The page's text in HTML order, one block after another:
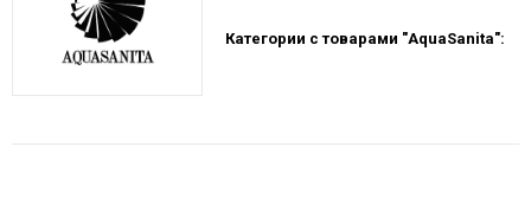
Категории с товарами "AquaSanita":